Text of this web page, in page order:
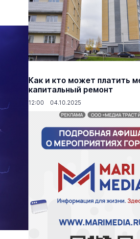
16 марта 17:00
мужское
Здоровье и медицина
Как и кто может платить
капитальный ремонт
12:00 04.10.2025